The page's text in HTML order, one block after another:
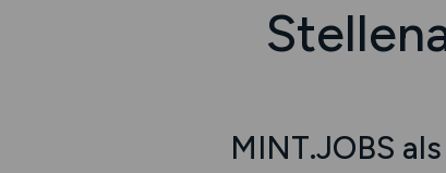
MINT.JOBS